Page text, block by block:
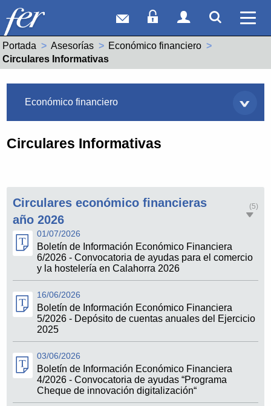
Correo webAcceso Socios
Acceso
Portada Asesorías
Económico financiero
Actual:
Circulares Informativas
Económico financiero
Circulares Informativas
Circulares económico financieras
año 2026
(5)
01/07/2026
Boletín de Información Económico Financiera
6/2026 - Convocatoria de ayudas para el comercio
y la hostelería en Calahorra 2026
16/06/2026
Boletín de Información Económico Financiera
5/2026 - Depósito de cuentas anuales del Ejercicio
2025
03/06/2026
Boletín de Información Económico Financiera
4/2026 - Convocatoria de ayudas “Programa
Cheque de innovación digitalización“